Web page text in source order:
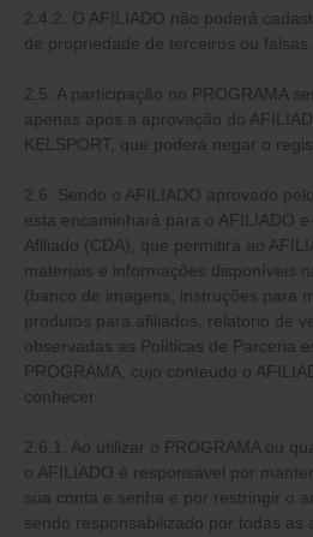
2.4.2. O AFILIADO não poderá
de propriedade de terceiros ou falsas.
2.5. A participação no PROGRAMA
apenas após a aprovação do
KELSPORT, que poderá negar o
2.6. Sendo o AFILIADO aprovado
esta encaminhará para o AFILIADO
Afiliado (CDA), que permitirá ao
materiais e informações disponíveis
(banco de imagens, instruções para
produtos para afiliados, relatório de
observadas as Políticas de Parceria
PROGRAMA, cujo conteúdo o
conhecer.
2.6.1. Ao utilizar o PROGRAMA ou
o AFILIADO é responsável por
sua conta e senha e por restringir o
sendo responsabilizado por todas as